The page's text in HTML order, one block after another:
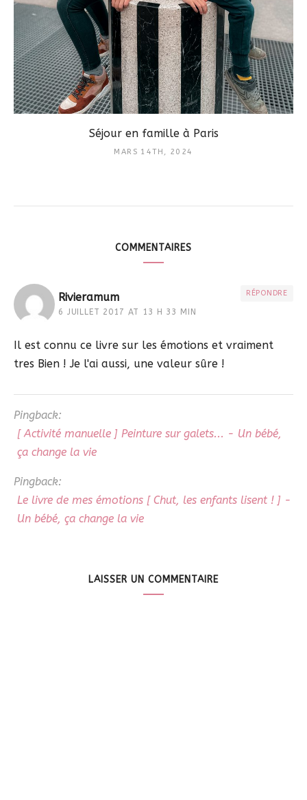
Séjour en famille à Paris
MARS 14TH, 2024
COMMENTAIRES
Rivieramum
6 JUILLET 2017 AT 13 H 33 MIN
RÉPONDRE
Il est connu ce livre sur les émotions et vraiment
tres Bien ! Je l'ai aussi, une valeur sûre !
Pingback:
[ Activité manuelle ] Peinture sur galets... - Un bébé,
ça change la vie
Pingback:
Le livre de mes émotions [ Chut, les enfants lisent ! ] -
Un bébé, ça change la vie
LAISSER UN COMMENTAIRE